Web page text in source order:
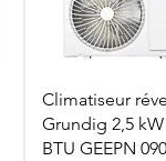
Climatiseur
Grundig 2,5 kW
BTU GEEPN